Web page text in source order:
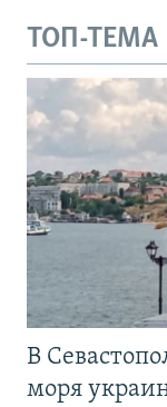
ТОП-ТЕМА
В
моря